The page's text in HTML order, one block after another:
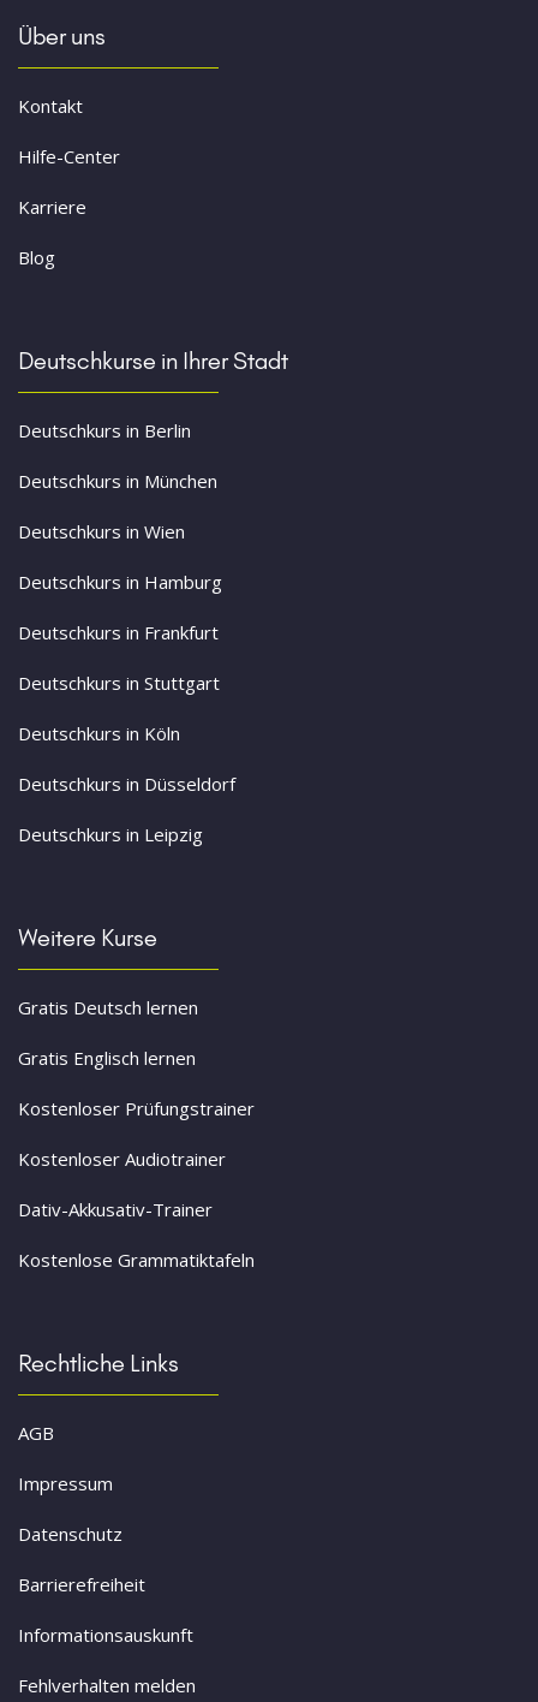
Über uns
Kontakt
Hilfe-Center
Karriere
Blog
Deutschkurse in Ihrer Stadt
Deutschkurs in Berlin
Deutschkurs in München
Deutschkurs in Wien
Deutschkurs in Hamburg
Deutschkurs in Frankfurt
Deutschkurs in Stuttgart
Deutschkurs in Köln
Deutschkurs in Düsseldorf
Deutschkurs in Leipzig
Weitere Kurse
Gratis Deutsch lernen
Gratis Englisch lernen
Kostenloser Prüfungstrainer
Kostenloser Audiotrainer
Dativ-Akkusativ-Trainer
Kostenlose Grammatiktafeln
Rechtliche Links
AGB
Impressum
Datenschutz
Barrierefreiheit
Informationsauskunft
Fehlverhalten melden